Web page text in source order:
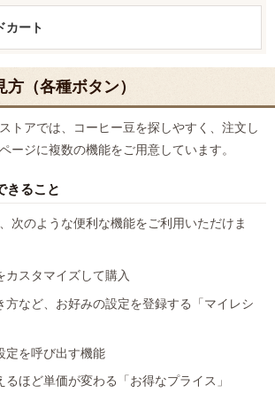
カート
（各種ボタン）
トアでは、コーヒー豆を探しやすく、注文し
ージに複数の機能をご用意しています。
きること
次のような便利な機能をご利用いただけま
カスタマイズして購入
方など、お好みの設定を登録する「マイレシ
定を呼び出す機能
るほど単価が変わる「お得なプライス」